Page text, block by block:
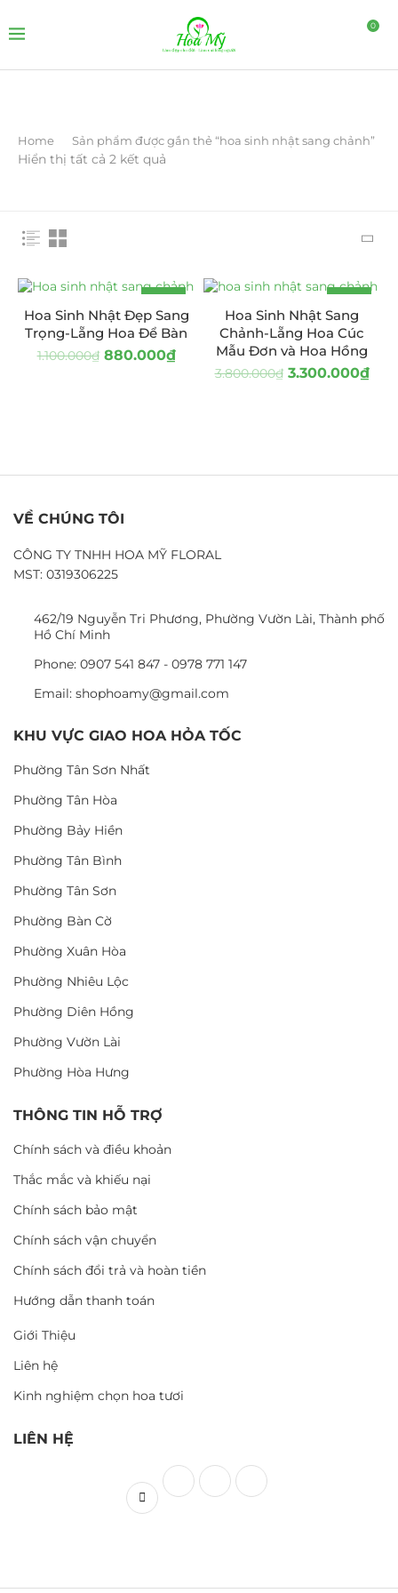
0
Home Sản phẩm được gắn thẻ “hoa sinh nhật sang chảnh”
Hiển thị tất cả 2 kết quả
-20%
Hoa Sinh Nhật Đẹp Sang
Trọng-Lẵng Hoa Để Bàn
1.100.000₫ 880.000₫
-13%
Hoa Sinh Nhật Sang
Chảnh-Lẵng Hoa Cúc
Mẫu Đơn và Hoa Hồng
3.800.000₫ 3.300.000₫
VỀ CHÚNG TÔI
CÔNG TY TNHH HOA MỸ FLORAL
MST: 0319306225
462/19 Nguyễn Tri Phương, Phường Vườn Lài, Thành phố
Hồ Chí Minh
Phone: 0907 541 847 - 0978 771 147
Email: shophoamy@gmail.com
KHU VỰC GIAO HOA HỎA TỐC
Phường Tân Sơn Nhất
Phường Tân Hòa
Phường Bảy Hiền
Phường Tân Bình
Phường Tân Sơn
Phường Bàn Cờ
Phường Xuân Hòa
Phường Nhiêu Lộc
Phường Diên Hồng
Phường Vườn Lài
Phường Hòa Hưng
THÔNG TIN HỖ TRỢ
Chính sách và điều khoản
Thắc mắc và khiếu nại
Chính sách bảo mật
Chính sách vận chuyển
Chính sách đổi trả và hoàn tiền
Hướng dẫn thanh toán
Giới Thiệu
Liên hệ
Kinh nghiệm chọn hoa tươi
LIÊN HỆ